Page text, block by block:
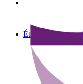
Étude de cas avec